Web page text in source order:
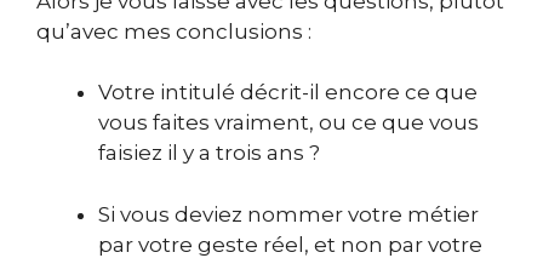
qu’avec mes conclusions :
Votre intitulé décrit-il encore ce que
vous faites vraiment, ou ce que vous
faisiez il y a trois ans ?
Si vous deviez nommer votre métier
par votre geste réel, et non par votre